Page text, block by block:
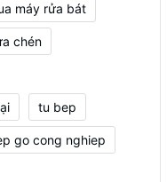
máy rửa bát
chén
tu bep
go cong nghiep